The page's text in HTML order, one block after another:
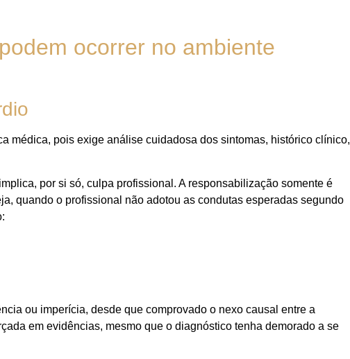
ocorrer no ambiente
médica, pois exige análise cuidadosa dos sintomas, histórico clínico,
por si só, culpa profissional. A responsabilização somente é
quando o profissional não adotou as condutas esperadas segundo
ou imperícia, desde que comprovado o nexo causal entre a
em evidências, mesmo que o diagnóstico tenha demorado a se